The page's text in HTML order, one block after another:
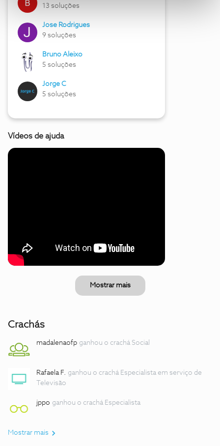
13 soluções
Jose Rodrigues
9 soluções
Bruno Aleixo
5 soluções
Jorge C
5 soluções
Vídeos de ajuda
Mostrar mais
Crachás
madalenaofp ganhou o crachá Social
Rafaela F. ganhou o crachá Especialista em serviço de
Televisão
jppo ganhou o crachá Especialista
Mostrar mais